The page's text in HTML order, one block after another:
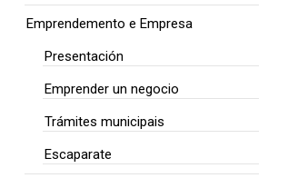
Emprendemento e Empresa
Presentación
Emprender un negocio
Trámites municipais
Escaparate